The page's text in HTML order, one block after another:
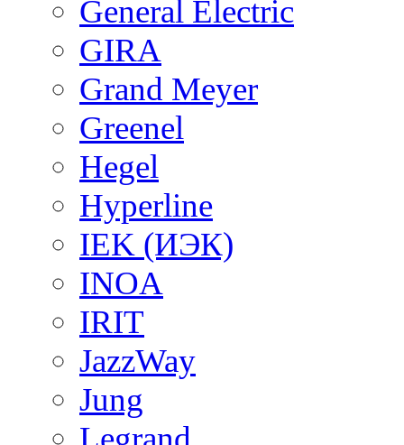
General Electric
GIRA
Grand Meyer
Greenel
Hegel
Hyperline
IEK (ИЭК)
INOA
IRIT
JazzWay
Jung